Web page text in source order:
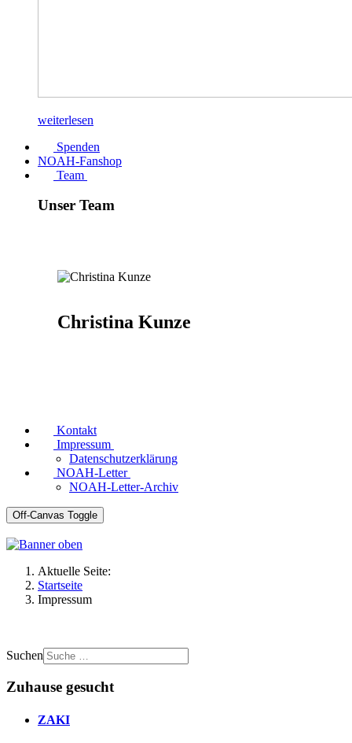
weiterlesen
Spenden
NOAH-Fanshop
Team
Unser Team
Christina Kunze
Kontakt
Impressum
Datenschutzerklärung
NOAH-Letter
NOAH-Letter-Archiv
Off-Canvas Toggle
Aktuelle Seite:
Startseite
Impressum
Suchen
Zuhause gesucht
ZAKI